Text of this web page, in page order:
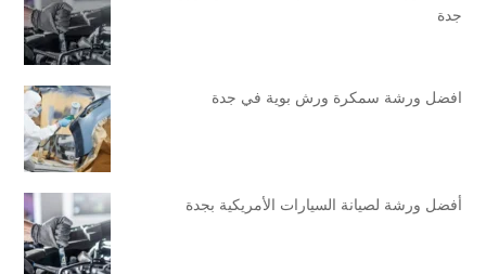
جدة
افضل ورشة سمكرة ورش بوية في جدة
أفضل ورشة لصيانة السيارات الأمريكية بجدة